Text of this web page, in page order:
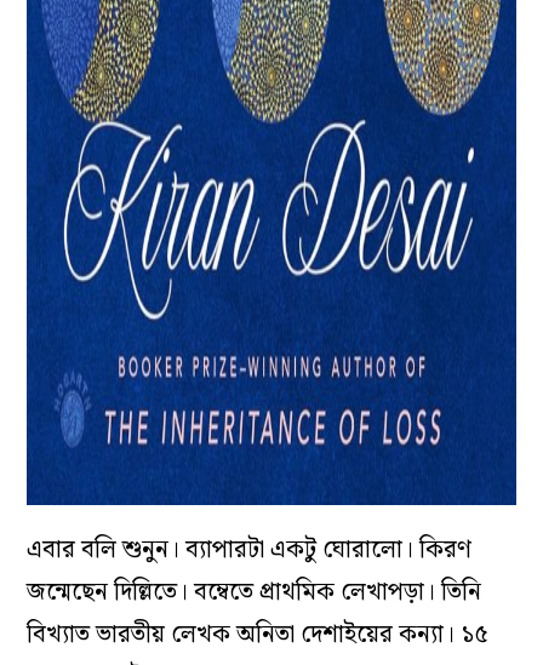
এবার বলি শুনুন। ব্যাপারটা একটু ঘোরালো। কিরণ
জন্মেছেন দিল্লিতে। বম্বেতে প্রাথমিক লেখাপড়া। তিনি
বিখ্যাত ভারতীয় লেখক অনিতা দেশাইয়ের কন্যা। ১৫